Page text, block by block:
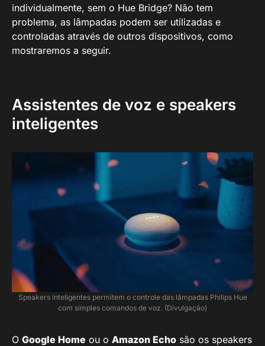
individualmente, sem o Hue Bridge? Não tem
problema, as lâmpadas podem ser utilizadas e
controladas através de outros dispositivos, como
mostraremos a seguir.
Assistentes de voz e speakers
inteligentes
Speakers inteligentes permitem o controle das lâmpadas Philips Hue
com simples comandos de voz. (Divulgação)
O Google Home ou o Amazon Echo são os speakers